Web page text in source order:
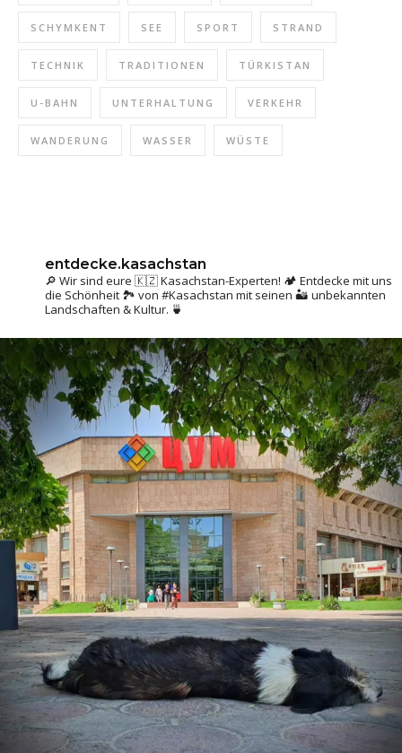
SCHYMKENT SEE SPORT STRAND
TECHNIK TRADITIONEN TÜRKISTAN
U-BAHN UNTERHALTUNG VERKEHR
WANDERUNG WASSER WÜSTE
entdecke.kasachstan
🔎 Wir sind eure 🇰🇿 Kasachstan-Experten! 🏕 Entdecke mit uns
die Schönheit 🏞 von #Kasachstan mit seinen 🏜 unbekannten
Landschaften & Kultur. 🍵